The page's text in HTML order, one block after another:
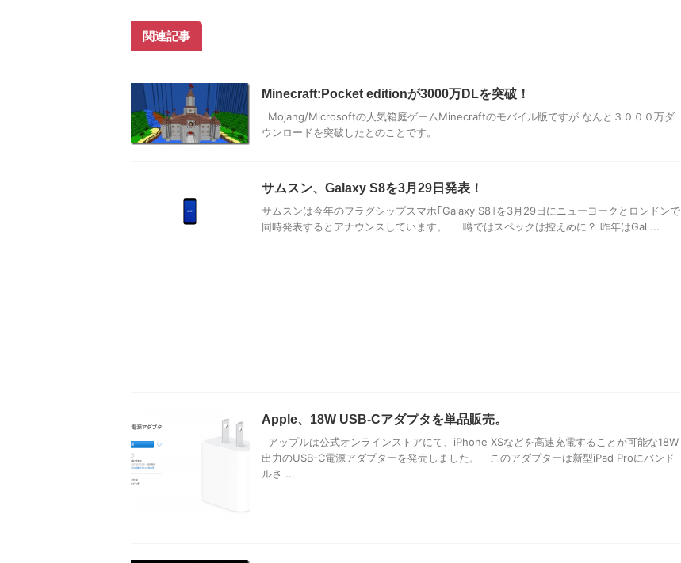
関連記事
Minecraft:Pocket editionが3000万DLを突破！
Mojang/Microsoftの人気箱庭ゲームMinecraftのモバイル版ですが なんと３０００万ダ
ウンロードを突破したとのことです。
サムスン、Galaxy S8を3月29日発表！
サムスンは今年のフラグシップスマホ｢Galaxy S8｣を3月29日にニューヨークとロンドンで
同時発表するとアナウンスしています。 噂ではスペックは控えめに？ 昨年はGal ...
Apple、18W USB-Cアダプタを単品販売。
アップルは公式オンラインストアにて、iPhone XSなどを高速充電することが可能な18W
出力のUSB-C電源アダプターを発売しました。 このアダプターは新型iPad Proにバンド
ルさ ...